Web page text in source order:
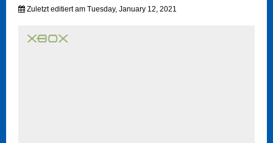
Zuletzt editiert am Tuesday, January 12, 2021